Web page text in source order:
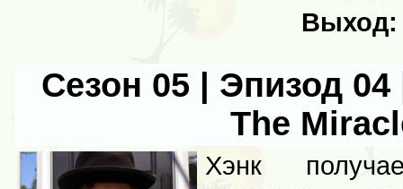
Выход:
Сезон 05 | Эпизод
The
Хэнк